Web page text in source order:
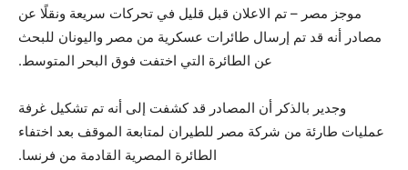
موجز مصر – تم الاعلان قبل قليل في تحركات سريعة ونقلًا عن
مصادر أنه قد تم إرسال طائرات عسكرية من مصر واليونان للبحث
عن الطائرة التي اختفت فوق البحر المتوسط.
وجدير بالذكر أن المصادر قد كشفت إلى أنه تم تشكيل غرفة
عمليات طارئة من شركة مصر للطيران لمتابعة الموقف بعد اختفاء
الطائرة المصرية القادمة من فرنسا.